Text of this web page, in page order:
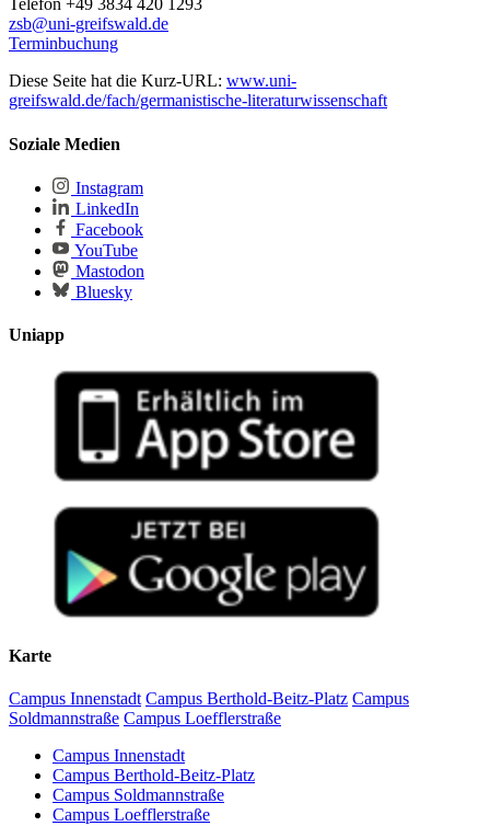
Telefon +49 3834 420 1293
zsb@uni-greifswald.de
Terminbuchung
Diese Seite hat die Kurz-URL: www.uni-
greifswald.de/fach/germanistische-literaturwissenschaft
Soziale Medien
Instagram
LinkedIn
Facebook
YouTube
Mastodon
Bluesky
Uniapp
Karte
Campus Innenstadt Campus Berthold-Beitz-Platz Campus
Soldmannstraße Campus Loefflerstraße
Campus Innenstadt
Campus Berthold-Beitz-Platz
Campus Soldmannstraße
Campus Loefflerstraße